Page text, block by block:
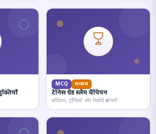
MCQ मध्यम
टेनिस ग्रैंड स्लैम चैंपियन
स्टेडियम, ट्रॉफियाँ और रिकॉर्ड प्रश्नोत्तरी